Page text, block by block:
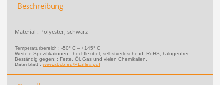
Beschreibung
Material : Polyester, schwarz
Temperaturbereich : -50° C – +145° C
Weitere Spezifikationen : hochflexibel, selbstverlöschend, RoHS, halogenfrei
Beständig gegen: : Fette, Öl, Gas und vielen Chemikalien.
Datenblatt : www.abcb.eu/PEsflex.pdf